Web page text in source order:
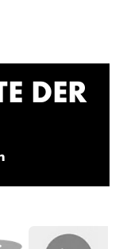
DER